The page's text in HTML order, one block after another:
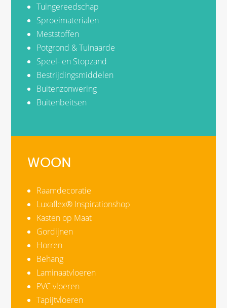
Tuingereedschap
Sproeimaterialen
Meststoffen
Potgrond & Tuinaarde
Speel- en Stopzand
Bestrijdingsmiddelen
Buitenzonwering
Buitenbeitsen
WOON
Raamdecoratie
Luxaflex® Inspirationshop
Kasten op Maat
Gordijnen
Horren
Behang
Laminaatvloeren
PVC vloeren
Tapijtvloeren